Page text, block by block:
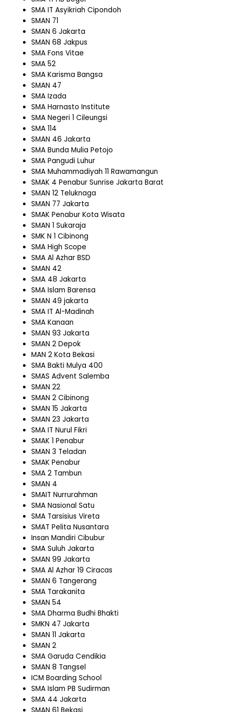
SMA IT Asyikriah Cipondoh
SMAN 71
SMAN 6 Jakarta
SMAN 68 Jakpus
SMA Fons Vitae
SMA 52
SMA Karisma Bangsa
SMAN 47
SMA Izada
SMA Harnasto Institute
SMA Negeri 1 Cileungsi
SMA 114
SMAN 46 Jakarta
SMA Bunda Mulia Petojo
SMA Pangudi Luhur
SMA Muhammadiyah 11 Rawamangun
SMAK 4 Penabur Sunrise Jakarta Barat
SMAN 12 Teluknaga
SMAN 77 Jakarta
SMAK Penabur Kota Wisata
SMAN 1 Sukaraja
SMK N 1 Cibinong
SMA High Scope
SMA Al Azhar BSD
SMAN 42
SMA 48 Jakarta
SMA Islam Barensa
SMAN 49 jakarta
SMA IT Al-Madinah
SMA Kanaan
SMAN 93 Jakarta
SMAN 2 Depok
MAN 2 Kota Bekasi
SMA Bakti Mulya 400
SMAS Advent Salemba
SMAN 22
SMAN 2 Cibinong
SMAN 15 Jakarta
SMAN 23 Jakarta
SMA IT Nurul Fikri
SMAK 1 Penabur
SMAN 3 Teladan
SMAK Penabur
SMA 2 Tambun
SMAN 4
SMAIT Nurrurahman
SMA Nasional Satu
SMA Tarsisius Vireta
SMAT Pelita Nusantara
Insan Mandiri Cibubur
SMA Suluh Jakarta
SMAN 99 Jakarta
SMA Al Azhar 19 Ciracas
SMAN 6 Tangerang
SMA Tarakanita
SMAN 54
SMA Dharma Budhi Bhakti
SMKN 47 Jakarta
SMAN 11 Jakarta
SMAN 2
SMA Garuda Cendikia
SMAN 8 Tangsel
ICM Boarding School
SMA Islam PB Sudirman
SMA 44 Jakarta